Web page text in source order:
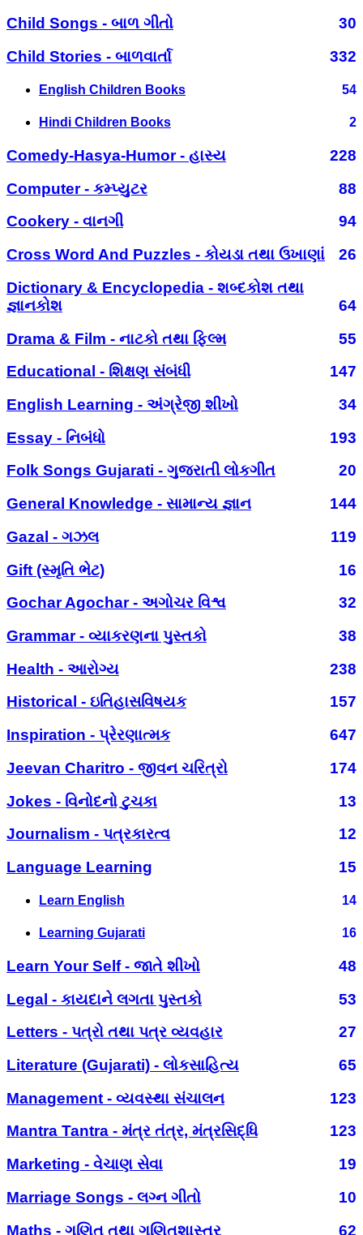
Child Songs - બાળ ગીતો
30
Child Stories - બાળવાર્તા
332
English Children Books 54
Hindi Children Books 2
Comedy-Hasya-Humor - હાસ્ય
228
Computer - કમ્પ્યુટર
88
Cookery - વાનગી
94
Cross Word And Puzzles - કોયડા તથા ઉખાણાં
26
Dictionary & Encyclopedia - શબ્દકોશ તથા
જ્ઞાનકોશ
64
Drama & Film - નાટકો તથા ફિલ્મ
55
Educational - શિક્ષણ સંબંધી
147
English Learning - અંગ્રેજી શીખો
34
Essay - નિબંધો
193
Folk Songs Gujarati - ગુજરાતી લોકગીત
20
General Knowledge - સામાન્ય જ્ઞાન
144
Gazal - ગઝલ
119
Gift (સ્મૃતિ ભેટ)
16
Gochar Agochar - અગોચર વિશ્વ
32
Grammar - વ્યાકરણના પુસ્તકો
38
Health - આરોગ્ય
238
Historical - ઇતિહાસવિષયક
157
Inspiration - પ્રેરણાત્મક
647
Jeevan Charitro - જીવન ચરિત્રો
174
Jokes - વિનોદનો ટુચકા
13
Journalism - પત્રકારત્વ
12
Language Learning
15
Learn English 14
Learning Gujarati 16
Learn Your Self - જાતે શીખો
48
Legal - કાયદાને લગતા પુસ્તકો
53
Letters - પત્રો તથા પત્ર વ્યવહાર
27
Literature (Gujarati) - લોકસાહિત્ય
65
Management - વ્યવસ્થા સંચાલન
123
Mantra Tantra - મંત્ર તંત્ર, મંત્રસિદ્ધિ
123
Marketing - વેચાણ સેવા
19
Marriage Songs - લગ્ન ગીતો
10
Maths - ગણિત તથા ગણિતશાસ્ત્ર
62